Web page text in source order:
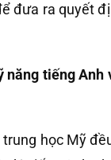
đưa ra quyết
năng tiếng Anh
học Mỹ